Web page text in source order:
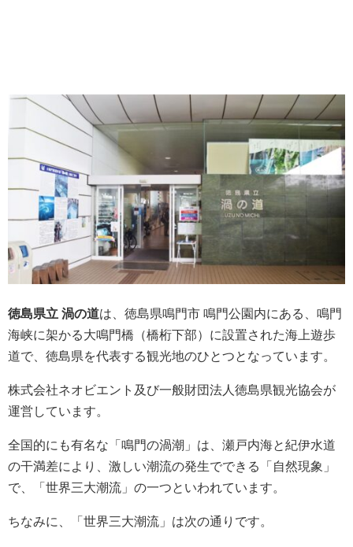
徳島県立 渦の道は、徳島県鳴門市 鳴門公園内にある、鳴門
海峡に架かる大鳴門橋（橋桁下部）に設置された海上遊歩
道で、徳島県を代表する観光地のひとつとなっています。
株式会社ネオビエント及び一般財団法人徳島県観光協会が
運営しています。
全国的にも有名な「鳴門の渦潮」は、瀬戸内海と紀伊水道
の干満差により、激しい潮流の発生でできる「自然現象」
で、「世界三大潮流」の一つといわれています。
ちなみに、「世界三大潮流」は次の通りです。